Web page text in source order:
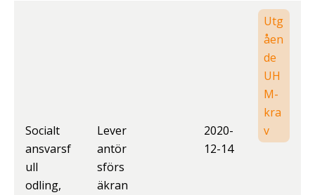
Socialt
ansvarsf
ull
odling,
Lever
antör
sförs
äkran
2020-
12-14
Utg
åen
de
UH
M-
kra
v